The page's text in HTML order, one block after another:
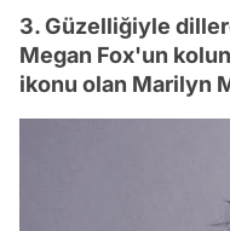
3. Güzelliğiyle
Megan Fox'un
ikonu olan Marilyn